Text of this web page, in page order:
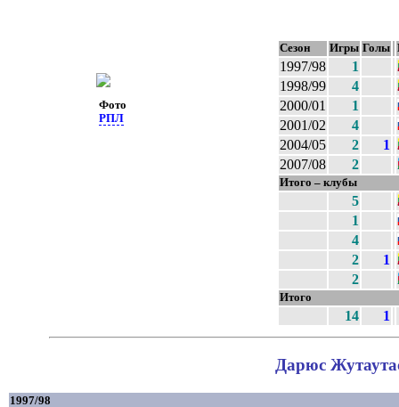
Фото
РПЛ
Сезон Игры Голы
1997/98
1
1998/99
4
2000/01
1
2001/02
4
2004/05
2
1
2007/08
2
Итого – клубы
5
1
4
2
1
2
Итого
14 1
Дарюс
1997/98